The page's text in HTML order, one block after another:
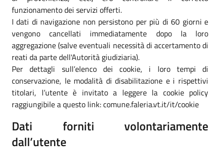
funzionamento dei servizi offerti.
I dati di navigazione non persistono per più di 60 giorni e
vengono cancellati immediatamente dopo la loro
aggregazione (salve eventuali necessità di accertamento di
reati da parte dell'Autorità giudiziaria).
Per dettagli sull’elenco dei cookie, i loro tempi di
conservazione, le modalità di disabilitazione e i rispettivi
titolari, l’utente è invitato a leggere la cookie policy
raggiungibile a questo link: comune.faleria.vt.it/it/cookie
Dati forniti volontariamente
dall’utente